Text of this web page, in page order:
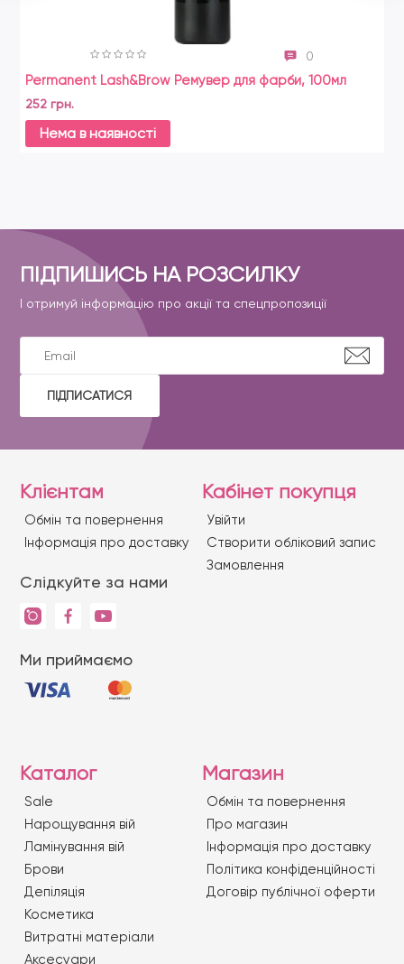
0
Permanent Lash&Brow Ремувер для фарби, 100мл
252 грн.
Нема в наявності
ПІДПИШИСЬ НА РОЗСИЛКУ
І отримуй інформацію про акції та спецпропозиції
ПІДПИСАТИСЯ
Клієнтам
Обмін та повернення
Iнформація про доставку
Слідкуйте за нами
Ми приймаємо
Кабінет покупця
Увійти
Створити обліковий запис
Замовлення
Каталог
Sale
Нарощування вій
Ламінування вій
Брови
Депіляція
Косметика
Витратні матеріали
Аксесуари
Магазин
Обмін та повернення
Про магазин
Iнформація про доставку
Політика конфіденційності
Договір публічної оферти